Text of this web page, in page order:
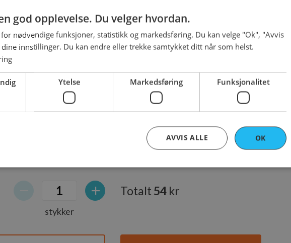
bli oppskjært?
Om du bestiller flere brød og ikke alle skal bli
skal bli oppskjært".
stykker
Totalt 54 kr
NORWEGIAN
god opplevelse. Du velger hvordan.
nødvendige funksjoner, statistikk og markedsføring. Du kan velge "Ok", "Avvis
innstillinger. Du kan endre eller trekke samtykket ditt når som helst.
Ytelse Markedsføring Funksjonalitet
OK
AVVIS ALLE
Strengt nødvendig Ytelse Markedsføring Funksjonalitet
riktig uten strengt nødvendige informasjonskapsler.
Domene
Utløpsdato Beskrivelse